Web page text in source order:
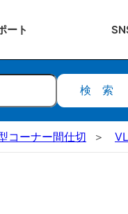
ート
検索
コーナー間仕切